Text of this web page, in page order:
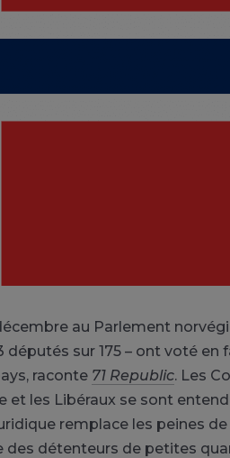
au Parlement
sur 175 – ont voté en
raconte 71 Republic. Les
et les Libéraux se sont
remplace les peines
des détenteurs de petites